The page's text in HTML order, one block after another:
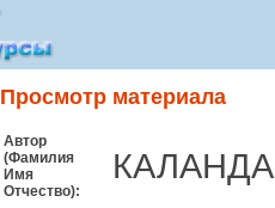
Просмотр материала
Автор
(Фамилия
Имя
Отчество):